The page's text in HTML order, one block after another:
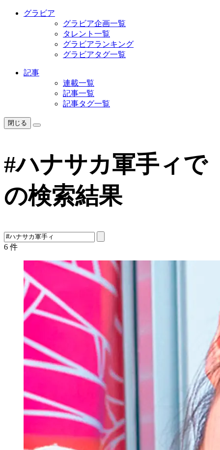
グラビア
グラビア企画一覧
タレント一覧
グラビアランキング
グラビアタグ一覧
記事
連載一覧
記事一覧
記事タグ一覧
閉じる
#ハナサカ軍手ィで
の検索結果
6 件